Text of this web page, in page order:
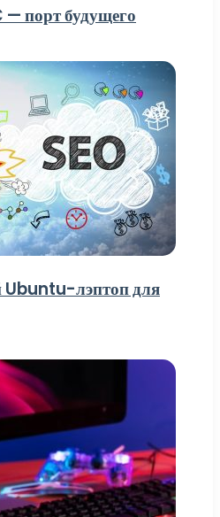
порт будущего
Ubuntu-лэптоп для